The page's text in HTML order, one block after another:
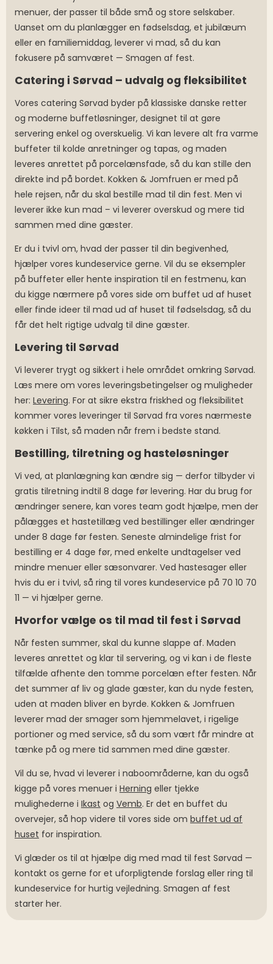
menuer, der passer til både små og store selskaber.
Uanset om du planlægger en fødselsdag, et jubilæum
eller en familiemiddag, leverer vi mad, så du kan
fokusere på samværet — Smagen af fest.
Catering i Sørvad – udvalg og fleksibilitet
Vores catering Sørvad byder på klassiske danske retter
og moderne buffetløsninger, designet til at gøre
servering enkel og overskuelig. Vi kan levere alt fra varme
buffeter til kolde anretninger og tapas, og maden
leveres anrettet på porcelænsfade, så du kan stille den
direkte ind på bordet. Kokken & Jomfruen er med på
hele rejsen, når du skal bestille mad til din fest. Men vi
leverer ikke kun mad – vi leverer overskud og mere tid
sammen med dine gæster.
Er du i tvivl om, hvad der passer til din begivenhed,
hjælper vores kundeservice gerne. Vil du se eksempler
på buffeter eller hente inspiration til en festmenu, kan
du kigge nærmere på vores side om buffet ud af huset
eller finde ideer til mad ud af huset til fødselsdag, så du
får det helt rigtige udvalg til dine gæster.
Levering til Sørvad
Vi leverer trygt og sikkert i hele området omkring Sørvad.
Læs mere om vores leveringsbetingelser og muligheder
her: Levering. For at sikre ekstra friskhed og fleksibilitet
kommer vores leveringer til Sørvad fra vores nærmeste
køkken i Tilst, så maden når frem i bedste stand.
Bestilling, tilretning og hasteløsninger
Vi ved, at planlægning kan ændre sig — derfor tilbyder vi
gratis tilretning indtil 8 dage før levering. Har du brug for
ændringer senere, kan vores team godt hjælpe, men der
pålægges et hastetillæg ved bestillinger eller ændringer
under 8 dage før festen. Seneste almindelige frist for
bestilling er 4 dage før, med enkelte undtagelser ved
mindre menuer eller sæsonvarer. Ved hastesager eller
hvis du er i tvivl, så ring til vores kundeservice på 70 10 70
11 — vi hjælper gerne.
Hvorfor vælge os til mad til fest i Sørvad
Når festen summer, skal du kunne slappe af. Maden
leveres anrettet og klar til servering, og vi kan i de fleste
tilfælde afhente den tomme porcelæn efter festen. Når
det summer af liv og glade gæster, kan du nyde festen,
uden at maden bliver en byrde. Kokken & Jomfruen
leverer mad der smager som hjemmelavet, i rigelige
portioner og med service, så du som vært får mindre at
tænke på og mere tid sammen med dine gæster.
Vil du se, hvad vi leverer i naboområderne, kan du også
kigge på vores menuer i Herning eller tjekke
mulighederne i Ikast og Vemb. Er det en buffet du
overvejer, så hop videre til vores side om buffet ud af
huset for inspiration.
Vi glæder os til at hjælpe dig med mad til fest Sørvad —
kontakt os gerne for et uforpligtende forslag eller ring til
kundeservice for hurtig vejledning. Smagen af fest
starter her.